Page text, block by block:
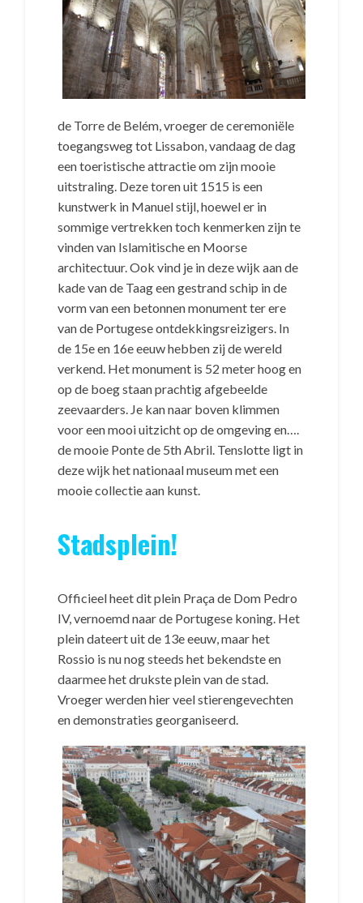
de Torre de Belém, vroeger de ceremoniële
toegangsweg tot Lissabon, vandaag de dag
een toeristische attractie om zijn mooie
uitstraling. Deze toren uit 1515 is een
kunstwerk in Manuel stijl, hoewel er in
sommige vertrekken toch kenmerken zijn te
vinden van Islamitische en Moorse
architectuur. Ook vind je in deze wijk aan de
kade van de Taag een gestrand schip in de
vorm van een betonnen monument ter ere
van de Portugese ontdekkingsreizigers. In
de 15e en 16e eeuw hebben zij de wereld
verkend. Het monument is 52 meter hoog en
op de boeg staan prachtig afgebeelde
zeevaarders. Je kan naar boven klimmen
voor een mooi uitzicht op de omgeving en….
de mooie Ponte de 5th Abril. Tenslotte ligt in
deze wijk het nationaal museum met een
mooie collectie aan kunst.
Stadsplein!
Officieel heet dit plein Praça de Dom Pedro
IV, vernoemd naar de Portugese koning. Het
plein dateert uit de 13e eeuw, maar het
Rossio is nu nog steeds het bekendste en
daarmee het drukste plein van de stad.
Vroeger werden hier veel stierengevechten
en demonstraties georganiseerd.